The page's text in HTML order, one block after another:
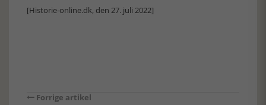
[Historie-online.dk, den 27. juli 2022]
Forrige artikel